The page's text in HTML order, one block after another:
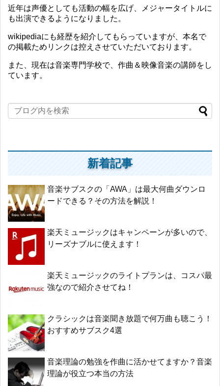
近年は声優としても活動の幅を広げ、メジャータイトルに
も出演できるようになりました。
wikipediaにも経歴を紹介してもらっていますが、本名で
の掲載ためリンクは控えさせていただいております。
また、現在は音楽専門学校で、作曲＆映像音楽の講師をし
ています。
新着記事
音楽サブスクの「AWA」は最大何曲ダウンロ
ードできる？その方法を解説！
楽天ミュージックはキャンペーンが多いので、
リーズナブルに使えます！
楽天ミュージックのライトプランは、コスパ最
強なので紹介させてね！
クラシックは音楽聞き放題で何万曲も聴こう！
おすすめサブスク4選
音楽理論の勉強を作曲に活かせてますか？音楽
理論が役立つ本当の方法